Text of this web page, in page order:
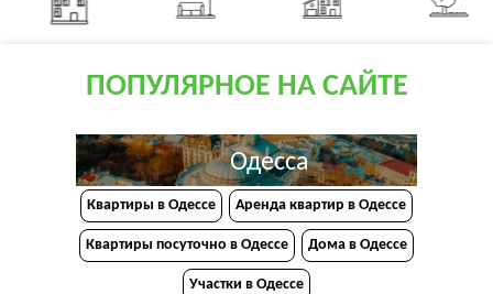
ПОПУЛЯРНОЕ НА САЙТЕ
Одесса
Квартиры в Одессе Аренда квартир в Одессе
Квартиры посуточно в Одессе Дома в Одессе
Участки в Одессе